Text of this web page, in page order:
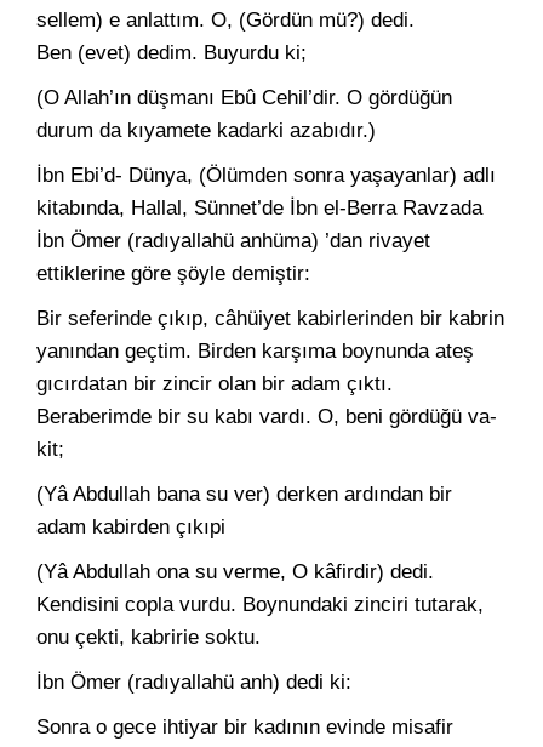
sellem) e anlat­tım. O, (Gördün mü?) dedi.
Ben (evet) dedim. Buyurdu ki;
(O Allah’ın düşmanı Ebû Cehil’dir. O gördüğün
durum da kı­yamete kadarki azabıdır.)
İbn Ebi’d- Dünya, (Ölümden sonra yaşayanlar) adlı
kitabında, Hallal, Sünnet’de İbn el-Berra Ravzada
İbn Ömer (radıyallahü anhüma) ’dan rivayet
ettiklerine göre şöyle demiştir:
Bir seferinde çıkıp, câhüiyet kabirlerinden bir kabrin
yanından geçtim. Birden karşıma boynunda ateş
gıcırdatan bir zincir olan bir adam çıktı.
Beraberimde bir su kabı vardı. O, beni gördüğü va­
kit;
(Yâ Abdullah bana su ver) derken ardından bir
adam kabirden çıkıpi
(Yâ Abdullah ona su verme, O kâfirdir) dedi.
Kendisini copla vurdu. Boynundaki zinciri tutarak,
onu çekti, kabririe soktu.
İbn Ömer (radıyallahü anh) dedi ki:
Sonra o gece ihtiyar bir kadının evinde misafir